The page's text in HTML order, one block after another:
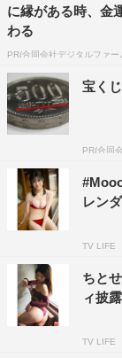
に縁がある時、金
わる
PR(合同会社デジタルファー
宝く
PR(合同
レン
TV LIFE
ちと
ィ披
TV LIFE